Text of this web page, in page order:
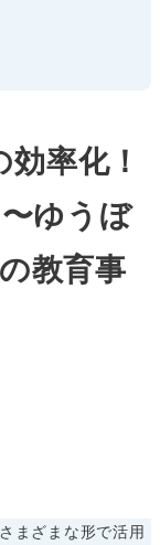
率化！
ゆうぼ
教育事
まざまな形で活用